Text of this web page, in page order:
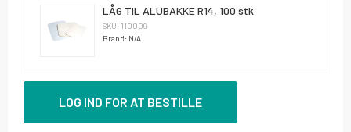
LÅG TIL ALUBAKKE R14, 100 stk
SKU: 110009
Brand: N/A
LOG IND FOR AT BESTILLE